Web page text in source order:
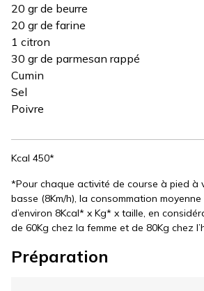
20 gr de beurre
20 gr de farine
1 citron
30 gr de parmesan rappé
Cumin
Sel
Poivre
Kcal 450*
*Pour chaque activité de course à pied à
basse (8Km/h), la consommation
d’environ 8Kcal* x Kg* x taille, en
de 60Kg chez la femme et de 80Kg chez
Préparation